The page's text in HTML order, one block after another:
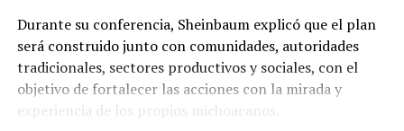
Un año después, el 21 de mayo de 2013, adquirió en el
Fraccionamiento Matamoros, también de San Luis
Potosí, un inmueble de 280 metros cuadrados, con un
valor declarado de 560 mil 700 pesos con pago de
Durante su conferencia, Sheinbaum explicó que el plan
será construido junto con comunidades, autoridades
tradicionales, sectores productivos y sociales, con el
objetivo de fortalecer las acciones con la mirada y
experiencia de los propios michoacanos.